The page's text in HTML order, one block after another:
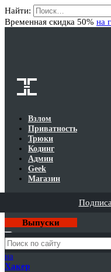
Найти:
Временная скидка 50% на
Взлом
Приватность
Трюки
Кодинг
Админ
Geek
Магазин
Выпуски
Годовая
подписка
на
Хакер